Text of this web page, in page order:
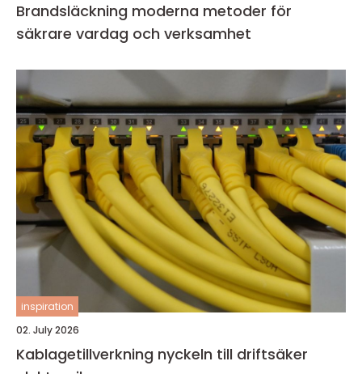
Brandsläckning moderna metoder för
säkrare vardag och verksamhet
inspiration
02. July 2026
Kablagetillverkning nyckeln till driftsäker